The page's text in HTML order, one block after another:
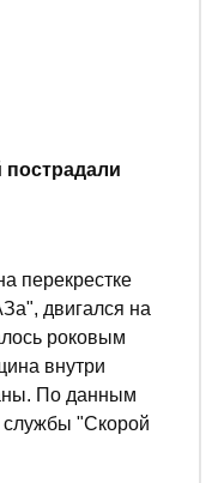
пострадали
перекрестке
двигался на
роковым
внутри
По данным
службы "Скорой